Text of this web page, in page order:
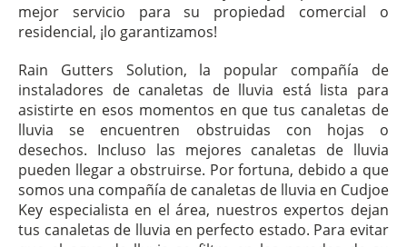
mejor servicio para su propiedad comercial o
residencial, ¡lo garantizamos!
Rain Gutters Solution, la popular compañía de
instaladores de canaletas de lluvia está lista para
asistirte en esos momentos en que tus canaletas de
lluvia se encuentren obstruidas con hojas o
desechos. Incluso las mejores canaletas de lluvia
pueden llegar a obstruirse. Por fortuna, debido a que
somos una compañía de canaletas de lluvia en Cudjoe
Key especialista en el área, nuestros expertos dejan
tus canaletas de lluvia en perfecto estado. Para evitar